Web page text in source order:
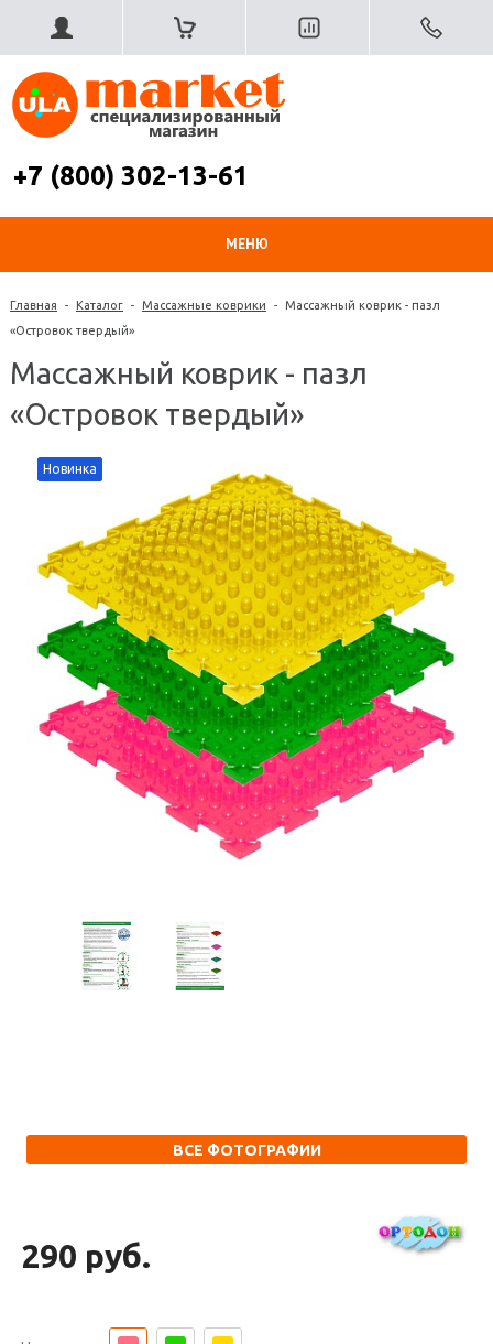
+7 (800) 302-13-61
МЕНЮ
Главная - Каталог - Массажные коврики - Массажный коврик - пазл
«Островок твердый»
Массажный коврик - пазл
«Островок твердый»
Новинка
ВСЕ ФОТОГРАФИИ
290 руб.